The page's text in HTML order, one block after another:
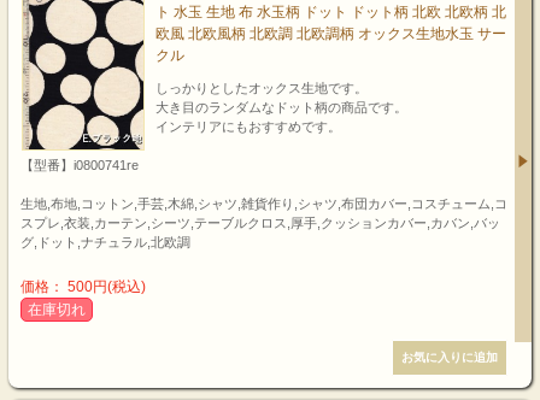
ト 水玉 生地 布 水玉柄 ドット ドット柄 北欧 北欧柄 北
欧風 北欧風柄 北欧調 北欧調柄 オックス生地水玉 サー
クル
しっかりとしたオックス生地です。
大き目のランダムなドット柄の商品です。
インテリアにもおすすめです。
【型番】i0800741re
生地,布地,コットン,手芸,木綿,シャツ,雑貨作り,シャツ,布団カバー,コスチューム,コ
スプレ,衣装,カーテン,シーツ,テーブルクロス,厚手,クッションカバー,カバン,バッ
グ,ドット,ナチュラル,北欧調
価格： 500円(税込)
在庫切れ